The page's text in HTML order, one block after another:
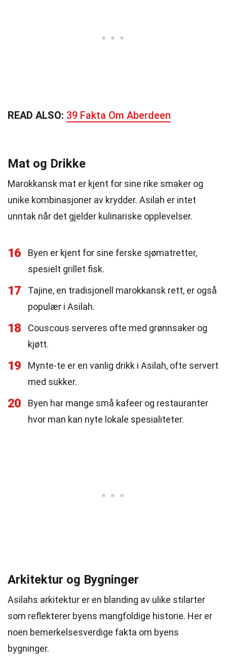
READ ALSO: 39 Fakta Om Aberdeen
Mat og Drikke
Marokkansk mat er kjent for sine rike smaker og
unike kombinasjoner av krydder. Asilah er intet
unntak når det gjelder kulinariske opplevelser.
16
Byen er kjent for sine ferske sjømatretter,
spesielt grillet fisk.
17
Tajine, en tradisjonell marokkansk rett, er også
populær i Asilah.
18
Couscous serveres ofte med grønnsaker og
kjøtt.
19
Mynte-te er en vanlig drikk i Asilah, ofte servert
med sukker.
20
Byen har mange små kafeer og restauranter
hvor man kan nyte lokale spesialiteter.
Arkitektur og Bygninger
Asilahs arkitektur er en blanding av ulike stilarter
som reflekterer byens mangfoldige historie. Her er
noen bemerkelsesverdige fakta om byens
bygninger.